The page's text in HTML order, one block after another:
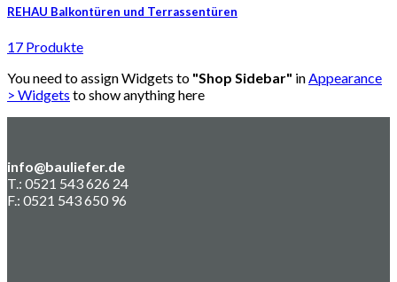
REHAU Balkontüren und Terrassentüren
17 Produkte
You need to assign Widgets to "Shop Sidebar" inAppearance
> Widgets to show anything here
info@bauliefer.de
T.: 0521 543 626 24
F.: 0521 543 650 96